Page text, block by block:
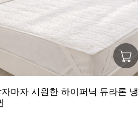
마자 시원한 하이퍼닉 듀라론 냉